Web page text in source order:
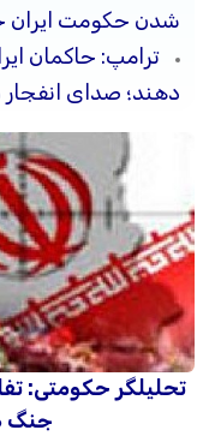
شدن حکومت ایران
ترامپ: حاکمان
دهند؛ صدای
تحلیلگر حکومتی:
جنگ